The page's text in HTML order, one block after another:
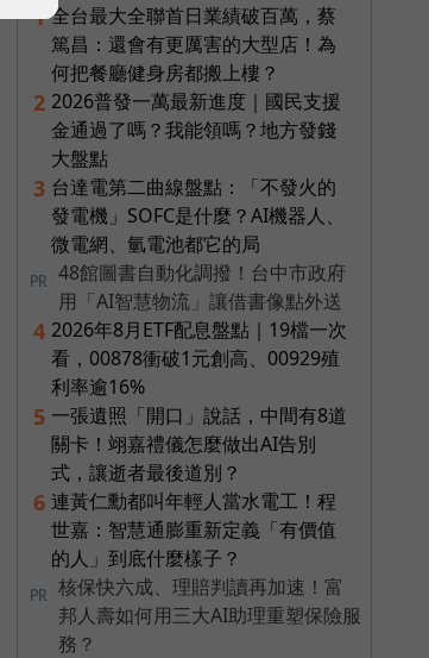
1 全台最大全聯首日業績破百萬，蔡
篤昌：還會有更厲害的大型店！為
何把餐廳健身房都搬上樓？
2 2026普發一萬最新進度｜國民支援
金通過了嗎？我能領嗎？地方發錢
大盤點
3 台達電第二曲線盤點：「不發火的
發電機」SOFC是什麼？AI機器人、
微電網、氫電池都它的局
PR
48館圖書自動化調撥！台中市政府
用「AI智慧物流」讓借書像點外送
4 2026年8月ETF配息盤點｜19檔一次
看，00878衝破1元創高、00929殖
利率逾16%
5 一張遺照「開口」說話，中間有8道
關卡！翊嘉禮儀怎麼做出AI告別
式，讓逝者最後道別？
6 連黃仁勳都叫年輕人當水電工！程
世嘉：智慧通膨重新定義「有價值
的人」到底什麼樣子？
PR
核保快六成、理賠判讀再加速！富
邦人壽如何用三大AI助理重塑保險服
務？